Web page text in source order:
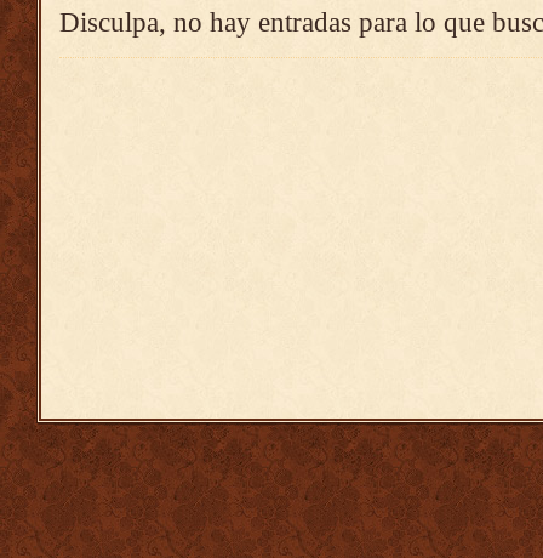
Disculpa, no hay entradas para lo que